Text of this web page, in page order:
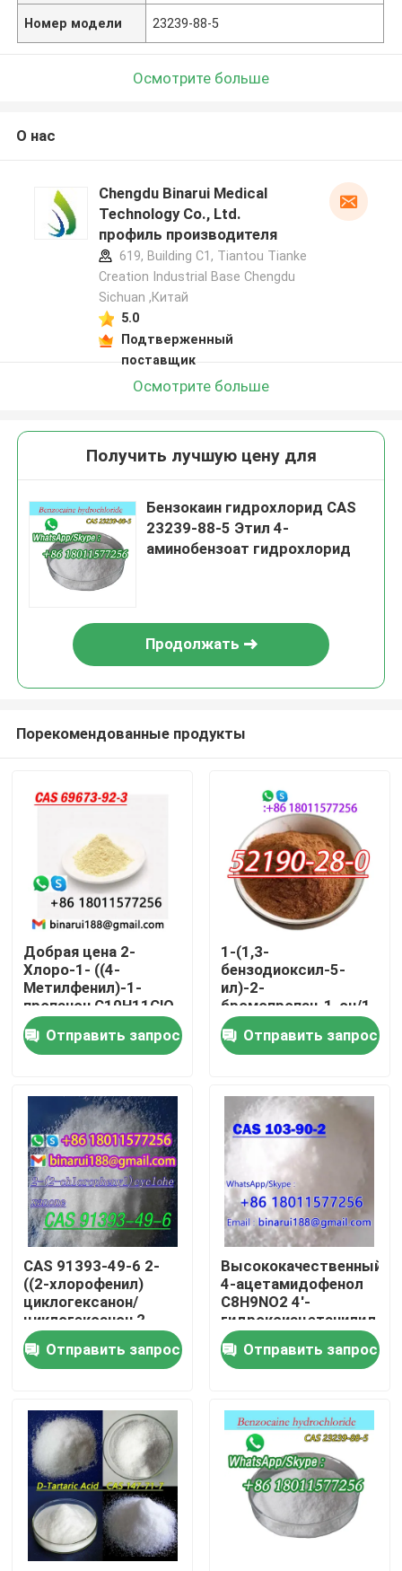
Домой
Продукты
Видеозаписи
О нас
Экскурсия по заводу
Контроль качества
Ежедневное химическое сырье
Неорганическое сырье химикатов
точные химические промежуточные звена
Номер модели 23239-88-5
Осмотрите больше
О нас
Chengdu Binarui Medical
Technology Co., Ltd.
профиль производителя
619, Building C1, Tiantou Tianke
Creation Industrial Base Chengdu
Sichuan ,Китай
5.0
Подтверженный
поставщик
Осмотрите больше
Получить лучшую цену для
Бензокаин гидрохлорид CAS
23239-88-5 Этил 4-
аминобензоат гидрохлорид
Продолжать
Порекомендованные продукты
Добрая цена 2-
Хлоро-1- ((4-
Метилфенил)-1-
пропанон C10H11ClO
b-Хлоро-4-
метилпропиофенон
Cas 69673-92-3
Отправить запрос
1-(1,3-
бензодиоксил-5-
ил)-2-
бромопропан-1-он/1-
(Бензо[d]
[1,3]диоксил-5-
ил)-2-
CAS 52190-28-0
Отправить запрос
CAS 91393-49-6 2-
((2-хлорофенил)
циклогексанон/
циклогексанон,2-
((2-хлорофенил)
Отправить запрос
Высококачественный
4-ацетамидофенол
C8H9NO2 4'-
гидроксиацетанилид
CAS 103-90-2
Отправить запрос